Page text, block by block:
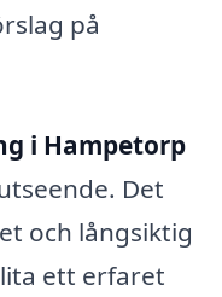
på
i Hampetorp
Det
och långsiktig
ett erfaret